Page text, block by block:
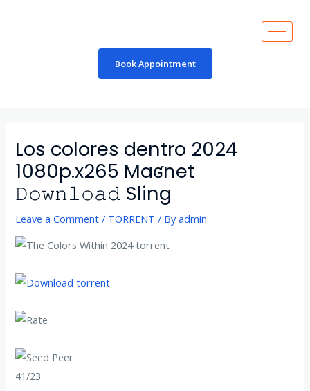
Book Appointment
Los colores dentro 2024
1080p.x265 Maʛnet
𝙳𝚘𝚠𝚗𝚕𝚘𝚊𝚍 Sling
Leave a Comment / TORRENT / Byadmin
41/23